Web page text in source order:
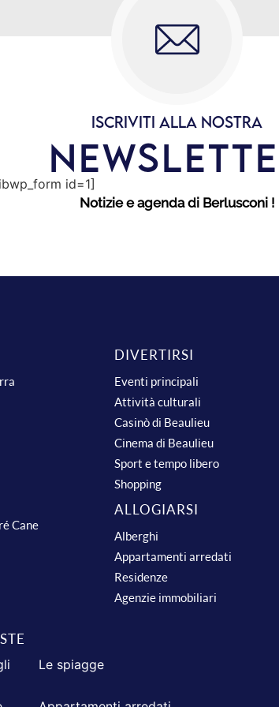
ISCRIVITI ALLA NOSTRA
id=1]
Notizie e agenda di Berlusconi !
Cane
DIVERTIRSI
Eventi principali
Attività culturali
Casinò di Beaulieu
Cinema di Beaulieu
Sport e tempo libero
Shopping
ALLOGIARSI
Alberghi
Appartamenti arredati
Residenze
Agenzie immobiliari
Le spiagge